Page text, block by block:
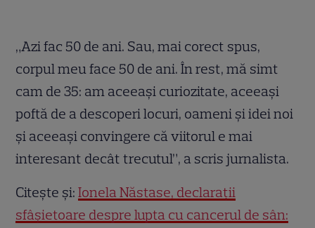
„Azi fac 50 de ani. Sau, mai corect spus,
corpul meu face 50 de ani. În rest, mă simt
cam de 35: am aceeași curiozitate, aceeași
poftă de a descoperi locuri, oameni și idei noi
și aceeași convingere că viitorul e mai
interesant decât trecutul”, a scris jurnalista.
Citește și:Ionela Năstase, declarații
sfâșietoare despre lupta cu cancerul de sân: